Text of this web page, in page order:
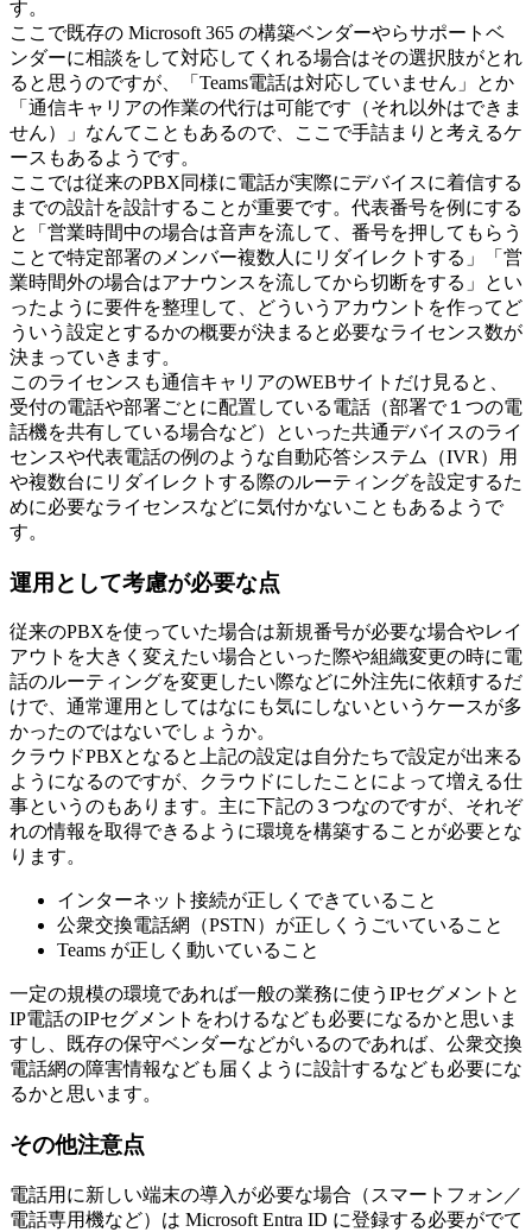
す。
ここで既存の Microsoft 365 の構築ベンダーやらサポートベ
ンダーに相談をして対応してくれる場合はその選択肢がとれ
ると思うのですが、「Teams電話は対応していません」とか
「通信キャリアの作業の代行は可能です（それ以外はできま
せん）」なんてこともあるので、ここで手詰まりと考えるケ
ースもあるようです。
ここでは従来のPBX同様に電話が実際にデバイスに着信する
までの設計を設計することが重要です。代表番号を例にする
と「営業時間中の場合は音声を流して、番号を押してもらう
ことで特定部署のメンバー複数人にリダイレクトする」「営
業時間外の場合はアナウンスを流してから切断をする」とい
ったように要件を整理して、どういうアカウントを作ってど
ういう設定とするかの概要が決まると必要なライセンス数が
決まっていきます。
このライセンスも通信キャリアのWEBサイトだけ見ると、
受付の電話や部署ごとに配置している電話（部署で１つの電
話機を共有している場合など）といった共通デバイスのライ
センスや代表電話の例のような自動応答システム（IVR）用
や複数台にリダイレクトする際のルーティングを設定するた
めに必要なライセンスなどに気付かないこともあるようで
す。
運用として考慮が必要な点
従来のPBXを使っていた場合は新規番号が必要な場合やレイ
アウトを大きく変えたい場合といった際や組織変更の時に電
話のルーティングを変更したい際などに外注先に依頼するだ
けで、通常運用としてはなにも気にしないというケースが多
かったのではないでしょうか。
クラウドPBXとなると上記の設定は自分たちで設定が出来る
ようになるのですが、クラウドにしたことによって増える仕
事というのもあります。主に下記の３つなのですが、それぞ
れの情報を取得できるように環境を構築することが必要とな
ります。
インターネット接続が正しくできていること
公衆交換電話網（PSTN）が正しくうごいていること
Teams が正しく動いていること
一定の規模の環境であれば一般の業務に使うIPセグメントと
IP電話のIPセグメントをわけるなども必要になるかと思いま
すし、既存の保守ベンダーなどがいるのであれば、公衆交換
電話網の障害情報なども届くように設計するなども必要にな
るかと思います。
その他注意点
電話用に新しい端末の導入が必要な場合（スマートフォン／
電話専用機など）は Microsoft Entra ID に登録する必要がでて